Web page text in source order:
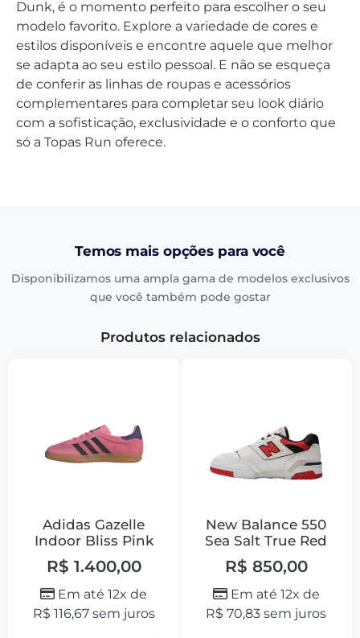
Dunk, é o momento perfeito para escolher o seu
modelo favorito. Explore a variedade de cores e
estilos disponíveis e encontre aquele que melhor
se adapta ao seu estilo pessoal. E não se esqueça
de conferir as linhas de roupas e acessórios
complementares para completar seu look diário
com a sofisticação, exclusividade e o conforto que
só a Topas Run oferece.
Temos mais opções para você
Disponibilizamos uma ampla gama de modelos exclusivos
que você também pode gostar
Produtos relacionados
Adidas Gazelle
Indoor Bliss Pink
R$ 1.400,00
Em até 12x de
R$ 116,67sem juros
New Balance 550
Sea Salt True Red
R$ 850,00
Em até 12x de
R$ 70,83 sem juros